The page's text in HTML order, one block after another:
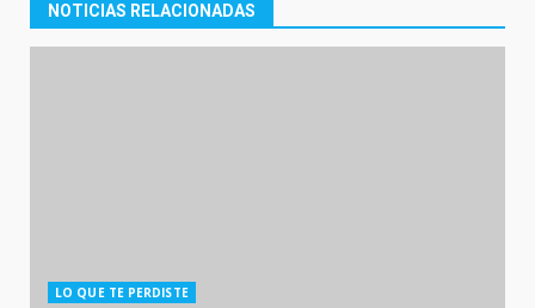
NOTICIAS RELACIONADAS
LO QUE TE PERDISTE